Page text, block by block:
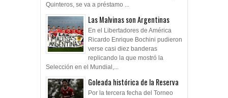
Quinteros, se va a préstamo ...
Las Malvinas son Argentinas
En el Libertadores de América
Ricardo Enrique Bochini pudieron
verse casi diez banderas
replicando la que mostró la
Selección en el Mundial,...
Goleada histórica de la Reserva
Por la tercera fecha del Torneo